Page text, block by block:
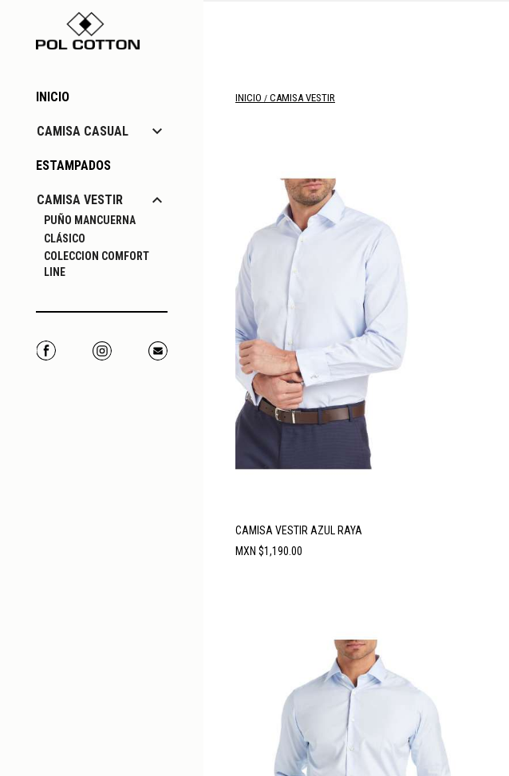
INICIO
CAMISA CASUAL 
ESTAMPADOS
CAMISA VESTIR 
PUÑO MANCUERNA
CLÁSICO
COLECCION COMFORT
LINE
Facebook Instagram
INICIO CAMISA VESTIR
CAMISA VESTIR AZUL RAYA
Precio
MXN $1,190.00